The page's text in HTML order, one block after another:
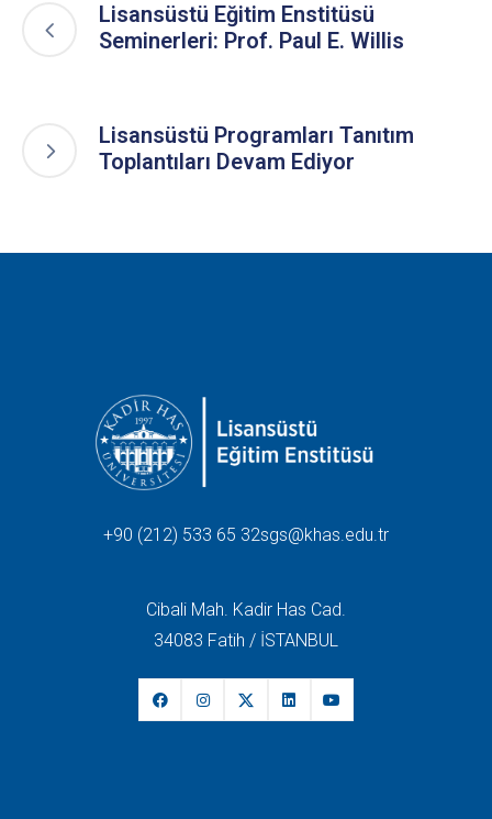
Lisansüstü Eğitim Enstitüsü
Seminerleri: Prof. Paul E. Willis
Lisansüstü Programları Tanıtım
Toplantıları Devam Ediyor
+90 (212) 533 65 32sgs@khas.edu.tr
Cibali Mah. Kadir Has Cad.
34083 Fatih / İSTANBUL